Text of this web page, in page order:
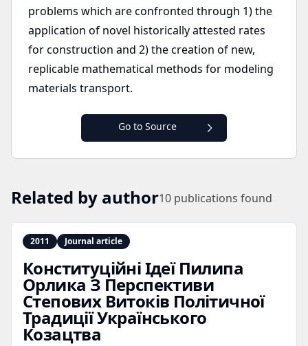
problems which are confronted through 1) the
application of novel historically attested rates
for construction and 2) the creation of new,
replicable mathematical methods for modeling
materials transport.
Go to Source
Related by author10 publications found
2011 Journal article
Конституційні Ідеї Пилипа
Орлика З Перспективи
Степових Витоків Політичної
Традиції Українського
Козацтва